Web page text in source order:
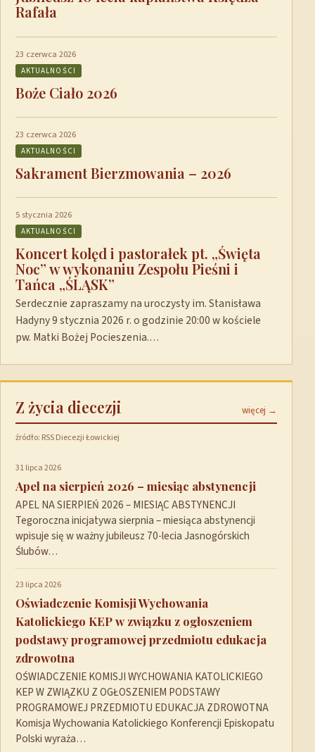
Rafała
23 czerwca 2026
AKTUALNOŚCI
Boże Ciało 2026
23 czerwca 2026
AKTUALNOŚCI
Sakrament Bierzmowania – 2026
5 stycznia 2026
AKTUALNOŚCI
Koncert kolęd i pastorałek pt. „Święta
Noc” w wykonaniu Zespołu Pieśni i
Tańca „ŚLĄSK”
Serdecznie zapraszamy na uroczysty im. Stanisława
Hadyny 9 stycznia 2026 r. o godzinie 20:00 w kościele
pw. Matki Bożej Pocieszenia.…
Z życia diecezji więcej →
źródło: RSS Diecezji Łowickiej
31 lipca 2026
Apel na sierpień 2026 – miesiąc abstynencji
APEL NA SIERPIEŃ 2026 – MIESIĄC ABSTYNENCJI
Tegoroczna inicjatywa sierpnia – miesiąca abstynencji
wpisuje się w ważny jubileusz 70-lecia Jasnogórskich
Ślubów…
23 lipca 2026
Oświadczenie Komisji Wychowania
Katolickiego KEP w związku z ogłoszeniem
podstawy programowej przedmiotu edukacja
zdrowotna
OŚWIADCZENIE KOMISJI WYCHOWANIA KATOLICKIEGO
KEP W ZWIĄZKU Z OGŁOSZENIEM PODSTAWY
PROGRAMOWEJ PRZEDMIOTU EDUKACJA ZDROWOTNA
Komisja Wychowania Katolickiego Konferencji Episkopatu
Polski wyraża…